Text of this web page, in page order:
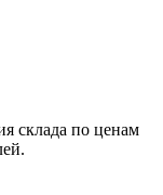
склада по ценам